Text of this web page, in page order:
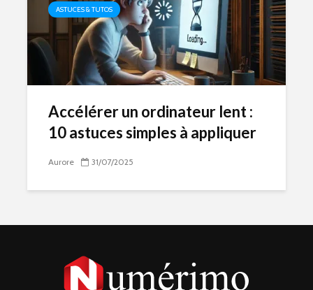
ASTUCES & TUTOS
Accélérer un ordinateur lent :
10 astuces simples à appliquer
Aurore 31/07/2025